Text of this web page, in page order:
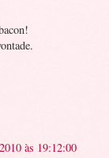
às 19:12:00